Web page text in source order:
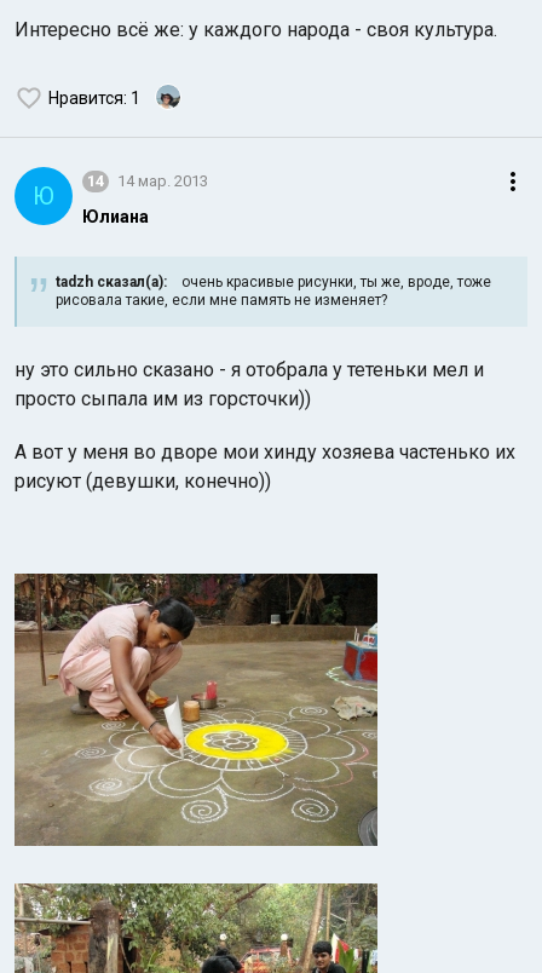
Интересно всё же: у каждого народа - своя культура.
Нравится: 1
Ю 14 14 мар. 2013
Юлиана
tadzh сказал(а): очень красивые рисунки, ты же, вроде, тоже
рисовала такие, если мне память не изменяет?
ну это сильно сказано - я отобрала у тетеньки мел и
просто сыпала им из горсточки))
А вот у меня во дворе мои хинду хозяева частенько их
рисуют (девушки, конечно))